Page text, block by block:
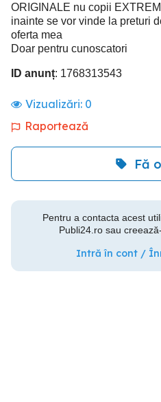
ORIGINALE nu copii
inainte se vor vinde la preturi
oferta mea
Doar pentru cunoscatori
ID anunț: 1768313543
Vizualizări: 0
Raportează
Fă
Pentru a contacta acest
Publi24.ro sau
Intră în cont /